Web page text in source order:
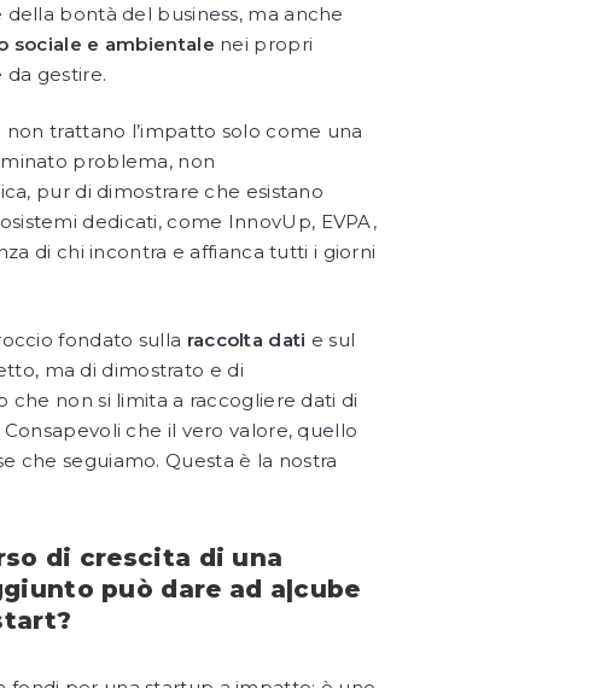
bontà del business, ma anche
sociale e ambientale nei propri
gestire.
trattano l’impatto solo come una
problema, non
pur di dimostrare che esistano
dedicati, come InnovUp, EVPA,
di chi incontra e affianca tutti i giorni
fondato sulla raccolta dati e sul
ma di dimostrato e di
che non si limita a raccogliere dati di
che il vero valore, quello
che seguiamo. Questa è la nostra
di crescita di una
può dare ad a|cube